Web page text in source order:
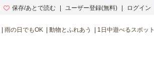
保存/あとで読む ユーザー登録(無料) ログイン
雨の日でもOK 動物とふれあう 1日中遊べるスポット